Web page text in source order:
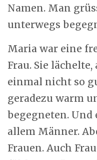
Namen. Man
unterwegs
Maria war eine
Frau. Sie
einmal nicht so
geradezu warm
begegneten. Und
allem Männer.
Frauen. Auch